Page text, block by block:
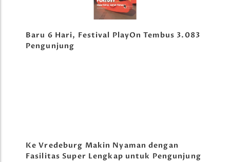
Baru 6 Hari, Festival PlayOn Tembus 3.083
Pengunjung
Ke Vredeburg Makin Nyaman dengan
Fasilitas Super Lengkap untuk Pengunjung